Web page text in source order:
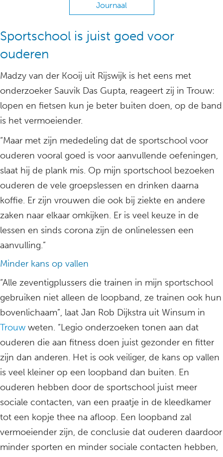
Journaal
Sportschool is juist goed voor
ouderen
Madzy van der Kooij uit Rijswijk is het eens met
onderzoeker Sauvik Das Gupta, reageert zij in Trouw:
lopen en fietsen kun je beter buiten doen, op de band
is het vermoeiender.
“Maar met zijn mededeling dat de sportschool voor
ouderen vooral goed is voor aanvullende oefeningen,
slaat hij de plank mis. Op mijn sportschool bezoeken
ouderen de vele groepslessen en drinken daarna
koffie. Er zijn vrouwen die ook bij ziekte en andere
zaken naar elkaar omkijken. Er is veel keuze in de
lessen en sinds corona zijn de onlinelessen een
aanvulling.”
Minder kans op vallen
“Alle zeventigplussers die trainen in mijn sportschool
gebruiken niet alleen de loopband, ze trainen ook hun
bovenlichaam”, laat Jan Rob Dijkstra uit Winsum in
Trouw weten. “Legio onderzoeken tonen aan dat
ouderen die aan fitness doen juist gezonder en fitter
zijn dan anderen. Het is ook veiliger, de kans op vallen
is veel kleiner op een loopband dan buiten. En
ouderen hebben door de sportschool juist meer
sociale contacten, van een praatje in de kleedkamer
tot een kopje thee na afloop. Een loopband zal
vermoeiender zijn, de conclusie dat ouderen daardoor
minder sporten en minder sociale contacten hebben,